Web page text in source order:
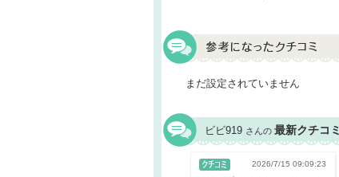
まだ設定されていません
ビビ919 さんの 最新クチコミ
2026/7/15 09:09:23